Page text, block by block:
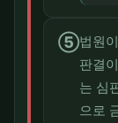
⑤법원
판결
는 심
으로